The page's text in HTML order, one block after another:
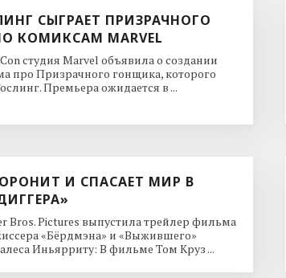
СЫГРАЕТ ПРИЗРАЧНОГО
КОМИКСАМ MARVEL
студия Marvel объявила о создании
про Призрачного гонщика, которого
Премьера ожидается в ...
И СПАСАЕТ МИР В
Bros. Pictures выпустила трейлер фильма
«Бёрдмэна» и «Выжившего»
Иньярриту: В фильме Том Круз ...